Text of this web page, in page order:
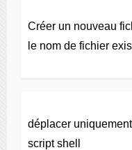
Créer un nouveau
le nom de fichier
déplacer
script shell